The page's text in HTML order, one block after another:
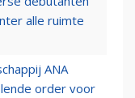
alle ruimte
ANA
order voor